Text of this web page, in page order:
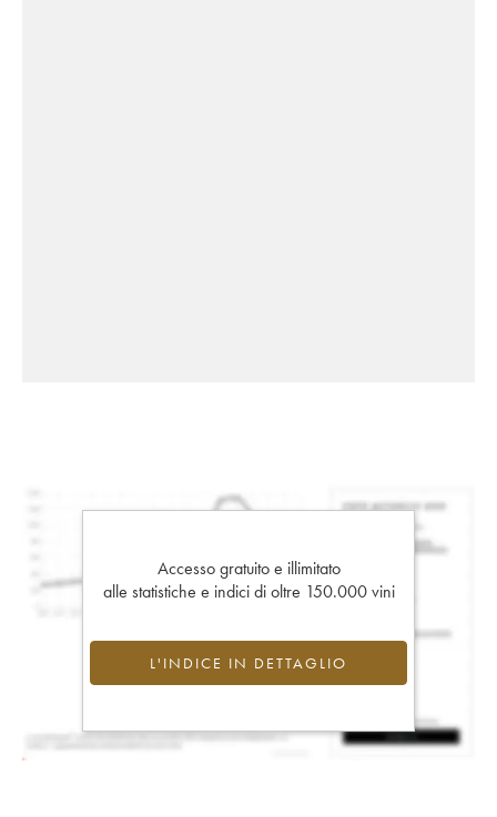
Accesso gratuito e illimitato
alle statistiche e indici di oltre 150.000 vini
L'INDICE IN DETTAGLIO